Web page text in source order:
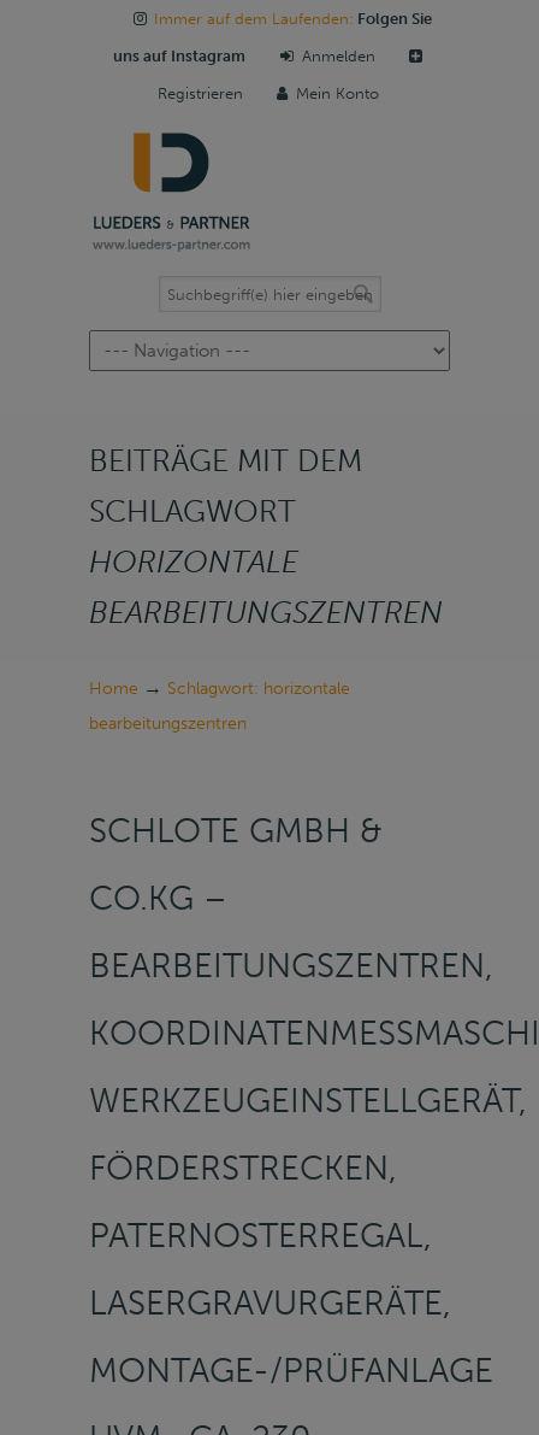
Immer auf dem Laufenden: Folgen Sie
uns auf Instagram Anmelden
Registrieren Mein Konto
Navigation
BEITRÄGE MIT DEM
SCHLAGWORT
HORIZONTALE
BEARBEITUNGSZENTREN
Home → Schlagwort: horizontale
bearbeitungszentren
SCHLOTE GMBH &
CO.KG –
BEARBEITUNGSZENTREN,
WERKZEUGEINSTELLGERÄT,
FÖRDERSTRECKEN,
PATERNOSTERREGAL,
LASERGRAVURGERÄTE,
MONTAGE-/PRÜFANLAGE